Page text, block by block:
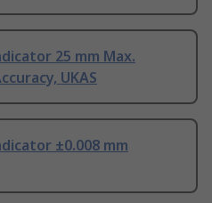
25 mm Max.
UKAS
±0.008 mm